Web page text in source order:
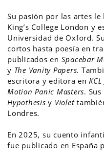
Su pasión por las artes
King’s College London y
Universidad de Oxford.
cortos hasta poesía en
publicados en Spacebar
y The Vanity Papers.
escritora y editora en
Motion Panic Masters.
Hypothesis y Violet
Londres.
En 2025, su cuento
fue publicado en España